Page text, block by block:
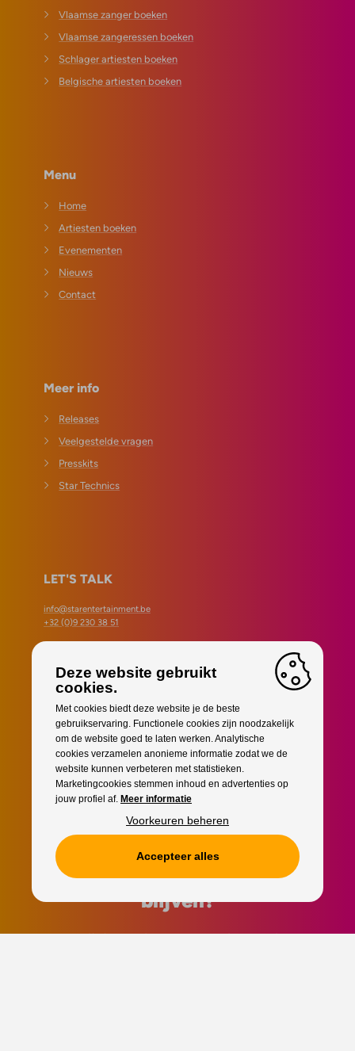
Vlaamse zanger boeken
Vlaamse zangeressen boeken
Schlager artiesten boeken
Belgische artiesten boeken
Menu
Home
Artiesten boeken
Evenementen
Nieuws
Contact
Meer info
Releases
Veelgestelde vragen
Presskits
Star Technics
LET'S TALK
info@starentertainment.be
+32 (0)9 230 38 51
Gilles Gobin •
+32 (0)472 302 296
Tot op de socials!
Als eerste op de hoogte
blijven?
Schrijf je snel in voor onze nieuwsbrief!
Deze website gebruikt
cookies.
Met cookies biedt deze website je de beste
gebruikservaring. Functionele cookies zijn noodzakelijk
om de website goed te laten werken. Analytische
cookies verzamelen anonieme informatie zodat we de
website kunnen verbeteren met statistieken.
Marketingcookies stemmen inhoud en advertenties op
jouw profiel af. Meer informatie
Voorkeuren beheren
Accepteer alles